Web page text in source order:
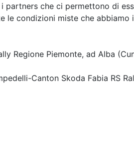
che ci permettono di
condizioni miste che
Regione Piemonte, ad Alba
Canton Skoda Fabia RS